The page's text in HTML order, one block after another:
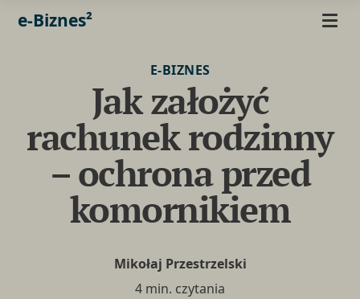
e-Biznes²
E-BIZNES
Jak założyć
rachunek rodzinny
– ochrona przed
komornikiem
Mikołaj Przestrzelski
4 min. czytania